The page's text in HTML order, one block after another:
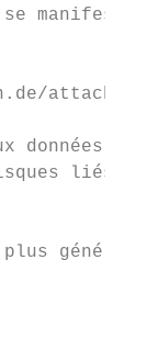
données
liés